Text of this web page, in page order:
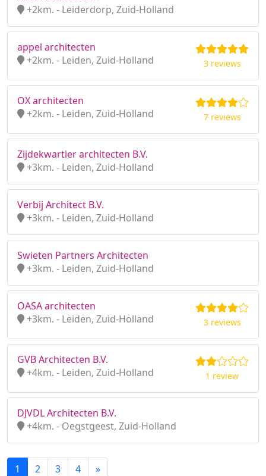
+2km. - Leiderdorp, Zuid-Holland
appel architecten
+2km. - Leiden, Zuid-Holland
3 reviews
OX architecten
+2km. - Leiden, Zuid-Holland
7 reviews
Zijdekwartier architecten B.V.
+3km. - Leiden, Zuid-Holland
Verbij Architect B.V.
+3km. - Leiden, Zuid-Holland
Swieten Partners Architecten
+3km. - Leiden, Zuid-Holland
OASA architecten
+3km. - Leiden, Zuid-Holland
3 reviews
GVB Architecten B.V.
+4km. - Leiden, Zuid-Holland
1 review
DJVDL Architecten B.V.
+4km. - Oegstgeest, Zuid-Holland
1 2 3 4 »